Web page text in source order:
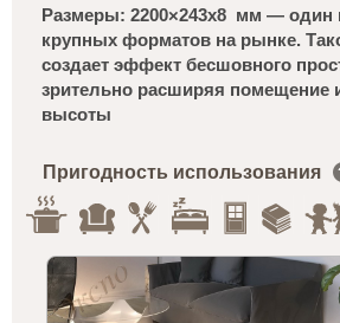
Размеры: 2200×243х8 мм — один
крупных форматов на рынке.
создает эффект бесшовного
зрительно расширяя помещение
высоты
Пригодность использования